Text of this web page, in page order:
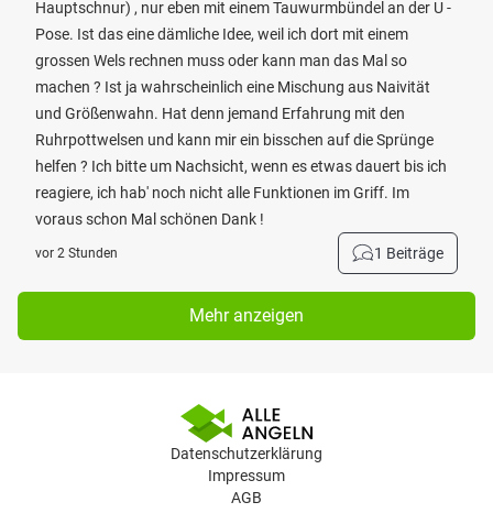
Hauptschnur) , nur eben mit einem Tauwurmbündel an der U -
Pose. Ist das eine dämliche Idee, weil ich dort mit einem
grossen Wels rechnen muss oder kann man das Mal so
machen ? Ist ja wahrscheinlich eine Mischung aus Naivität
und Größenwahn. Hat denn jemand Erfahrung mit den
Ruhrpottwelsen und kann mir ein bisschen auf die Sprünge
helfen ? Ich bitte um Nachsicht, wenn es etwas dauert bis ich
reagiere, ich hab' noch nicht alle Funktionen im Griff. Im
voraus schon Mal schönen Dank !
vor 2 Stunden 1 Beiträge
Mehr anzeigen
Datenschutzerklärung
Impressum
AGB